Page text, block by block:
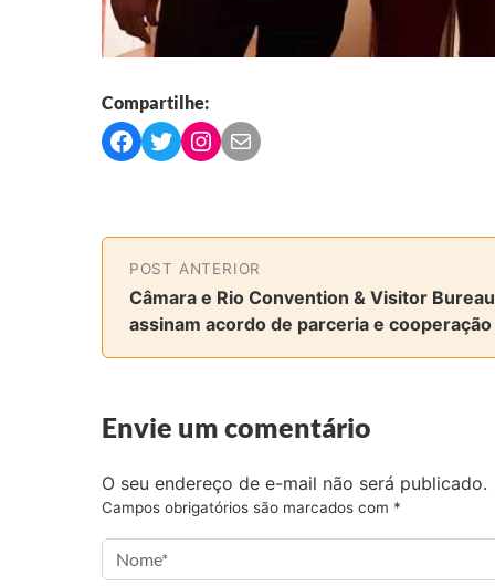
Compartilhe:
C
r
t
i
l
r
o
F
a
c
C
r
t
i
l
r
o
T
w
C
r
t
i
l
r
o
I
n
C
r
t
i
l
r
i
a
e
POST ANTERIOR
Câmara e Rio Convention & Visitor Bureau
assinam acordo de parceria e cooperação
Envie um comentário
O seu endereço de e-mail não será publicado.
Campos obrigatórios são marcados com *